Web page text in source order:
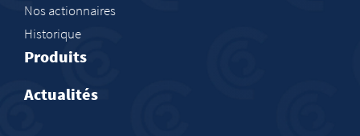
Nos actionnaires
Historique
Produits
Actualités